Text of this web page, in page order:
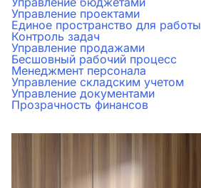
Управление проектами
Единое пространство для работы
Контроль задач
Управление продажами
Бесшовный рабочий процесс
Менеджмент персонала
Управление складским учетом
Управление документами
Прозрачность финансов